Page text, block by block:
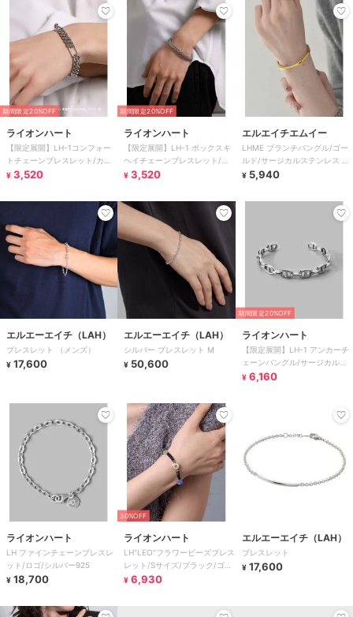
期間限定20%OFF
ライオンハート
【限定展開】LH-1コンフォー
トチェーンブレスレット/カッ
ト喜平/M/ステンレス金属アレ
¥ 3,520
期間限定20%OFF
ライオンハート
【限定展開】LH-1 ボックスキ
ヘイチェーンブレスレット/サ
ージカルステンレス金属アレル
¥ 3,520
エルエイチエムイー
LHME ブランチバングル/ゴー
ルド/サージカルステンレス 金
属アレルギー対応
¥ 5,940
エルエーエイチ（LAH）
ブレスレット （メンズ）
¥ 17,600
エルエーエイチ（LAH）
シルバー ブレスレット M
¥ 50,600
期間限定20%OFF
ライオンハート
【限定展開】LH-1 アンカーチ
ェーンバングル/サージカルス
テンレス 金属アレルギー対応
¥ 6,160
ライオンハート
LH ファインチェーンブレスレ
ット/ロゴ/シルバー925
¥ 18,700
30%OFF
ライオンハート
LH“LEO”フラワービーズブレス
レット/Sサイズ/ブラック/ゴム
タイプ
¥ 6,930
エルエーエイチ（LAH）
ブレスレット
¥ 17,600